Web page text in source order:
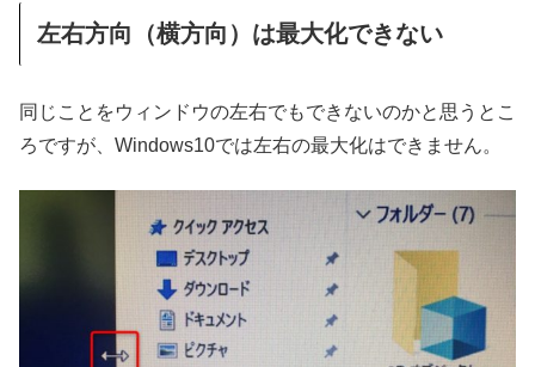
左右方向（横方向）は最大化できない
同じことをウィンドウの左右でもできないのかと思うとこ
ろですが、Windows10では左右の最大化はできません。